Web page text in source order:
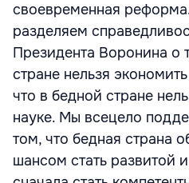
своевременная
разделяем
Президента Воронина о
стране нельзя
что в бедной стране
науке. Мы всецело
том, что бедная страна
шансом стать развитой